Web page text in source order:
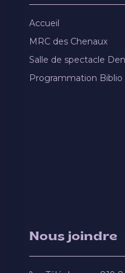
Accueil
MRC des Chenaux
Salle de spectacle
Programmation Biblio
Nous joindre